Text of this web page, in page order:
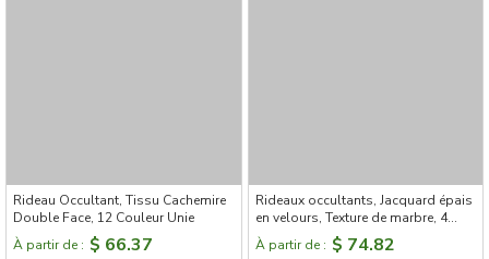
Rideau Occultant, Tissu Cachemire
Double Face, 12 Couleur Unie
À partir de : $ 66.37
Rideaux occultants, Jacquard épais
en velours, Texture de marbre, 4
couleurs au choix
À partir de : $ 74.82